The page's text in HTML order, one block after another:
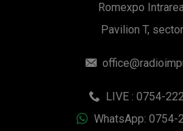
Romexpo
Pavilion T,
LIVE : 0754-
WhatsApp: 0754-